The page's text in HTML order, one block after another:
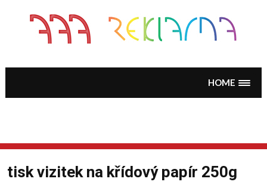
content
HOME
tisk vizitek na křídový papír 250g